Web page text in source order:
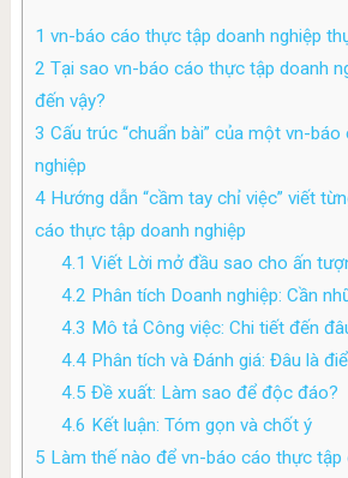
1 vn-báo cáo thực tập doanh nghiệp
2 Tại sao vn-báo cáo thực tập doanh
đến vậy?
3 Cấu trúc “chuẩn bài” của một vn-
nghiệp
4Hướng dẫn “cầm tay chỉ việc” viết
cáo thực tập doanh nghiệp
4.1 Viết Lời mở đầu sao cho ấn
4.2 Phân tích Doanh nghiệp: Cần
4.3 Mô tả Công việc: Chi tiết đến
4.4 Phân tích và Đánh giá: Đâu là
4.5 Đề xuất: Làm sao để độc đáo?
4.6 Kết luận: Tóm gọn và chốt ý
5 Làm thế nào để vn-báo cáo thực tập